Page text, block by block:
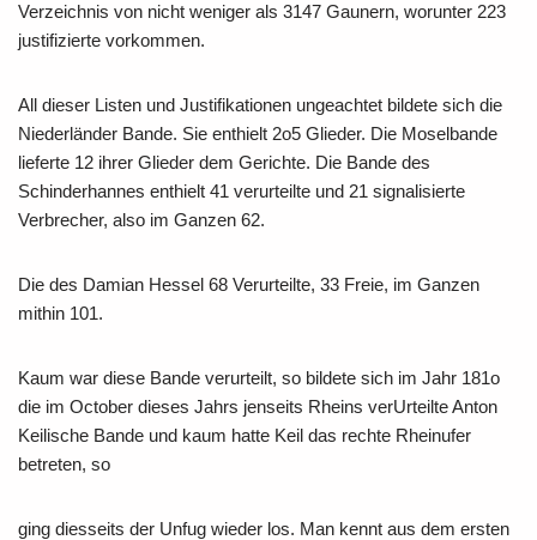
Verzeichnis von nicht weniger als 3147 Gaunern, worunter 223
justifizierte vorkommen.
All dieser Listen und Justifikationen ungeachtet bildete sich die
Niederländer Bande. Sie enthielt 2o5 Glieder. Die Moselbande
lieferte 12 ihrer Glieder dem Gerichte. Die Bande des
Schinderhannes enthielt 41 verurteilte und 21 signalisierte
Verbrecher, also im Ganzen 62.
Die des Damian Hessel 68 Verurteilte, 33 Freie, im Ganzen
mithin 101.
Kaum war diese Bande verurteilt, so bildete sich im Jahr 181o
die im October dieses Jahrs jenseits Rheins verUrteilte Anton
Keilische Bande und kaum hatte Keil das rechte Rheinufer
betreten, so
ging diesseits der Unfug wieder los. Man kennt aus dem ersten